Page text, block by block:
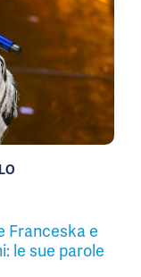
Franceska e
le sue parole